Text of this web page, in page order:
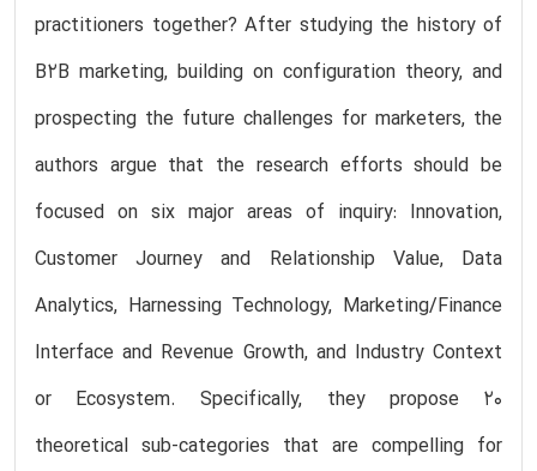
practitioners together? After studying the history of
B2B marketing, building on configuration theory, and
prospecting the future challenges for marketers, the
authors argue that the research efforts should be
focused on six major areas of inquiry: Innovation,
Customer Journey and Relationship Value, Data
Analytics, Harnessing Technology, Marketing/Finance
Interface and Revenue Growth, and Industry Context
or Ecosystem. Specifically, they propose 20
theoretical sub-categories that are compelling for